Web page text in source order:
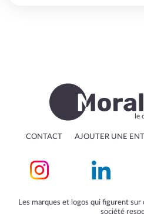
le
CONTACT AJOUTER UNE
Les marques et logos qui figurent
société